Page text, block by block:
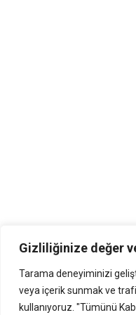
Gizliliğinize değer
Tarama deneyiminizi
veya içerik sunmak ve
kullanıyoruz. "Tümünü